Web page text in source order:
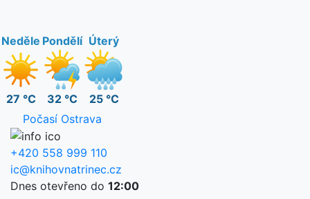
Neděle
27 °C
Pondělí
32 °C
Úterý
25 °C
Počasí Ostrava
+420 558 999 110
ic@knihovnatrinec.cz
Dnes otevřeno do 12:00